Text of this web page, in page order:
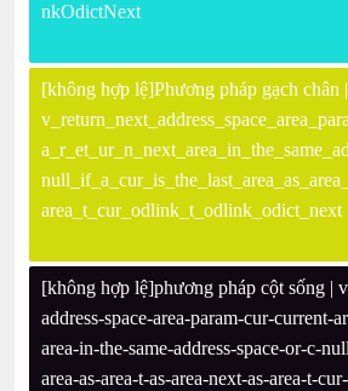
nkOdictNext
[không hợp lệ]Phương pháp gạch chân |
area_t_cur_odlink_t_odlink_odict_next
[không hợp lệ]phương pháp cột sống |
address-space-area-param-cur-current-
area-in-the-same-address-space-or-c-
area-as-area-t-as-area-next-as-area-t-